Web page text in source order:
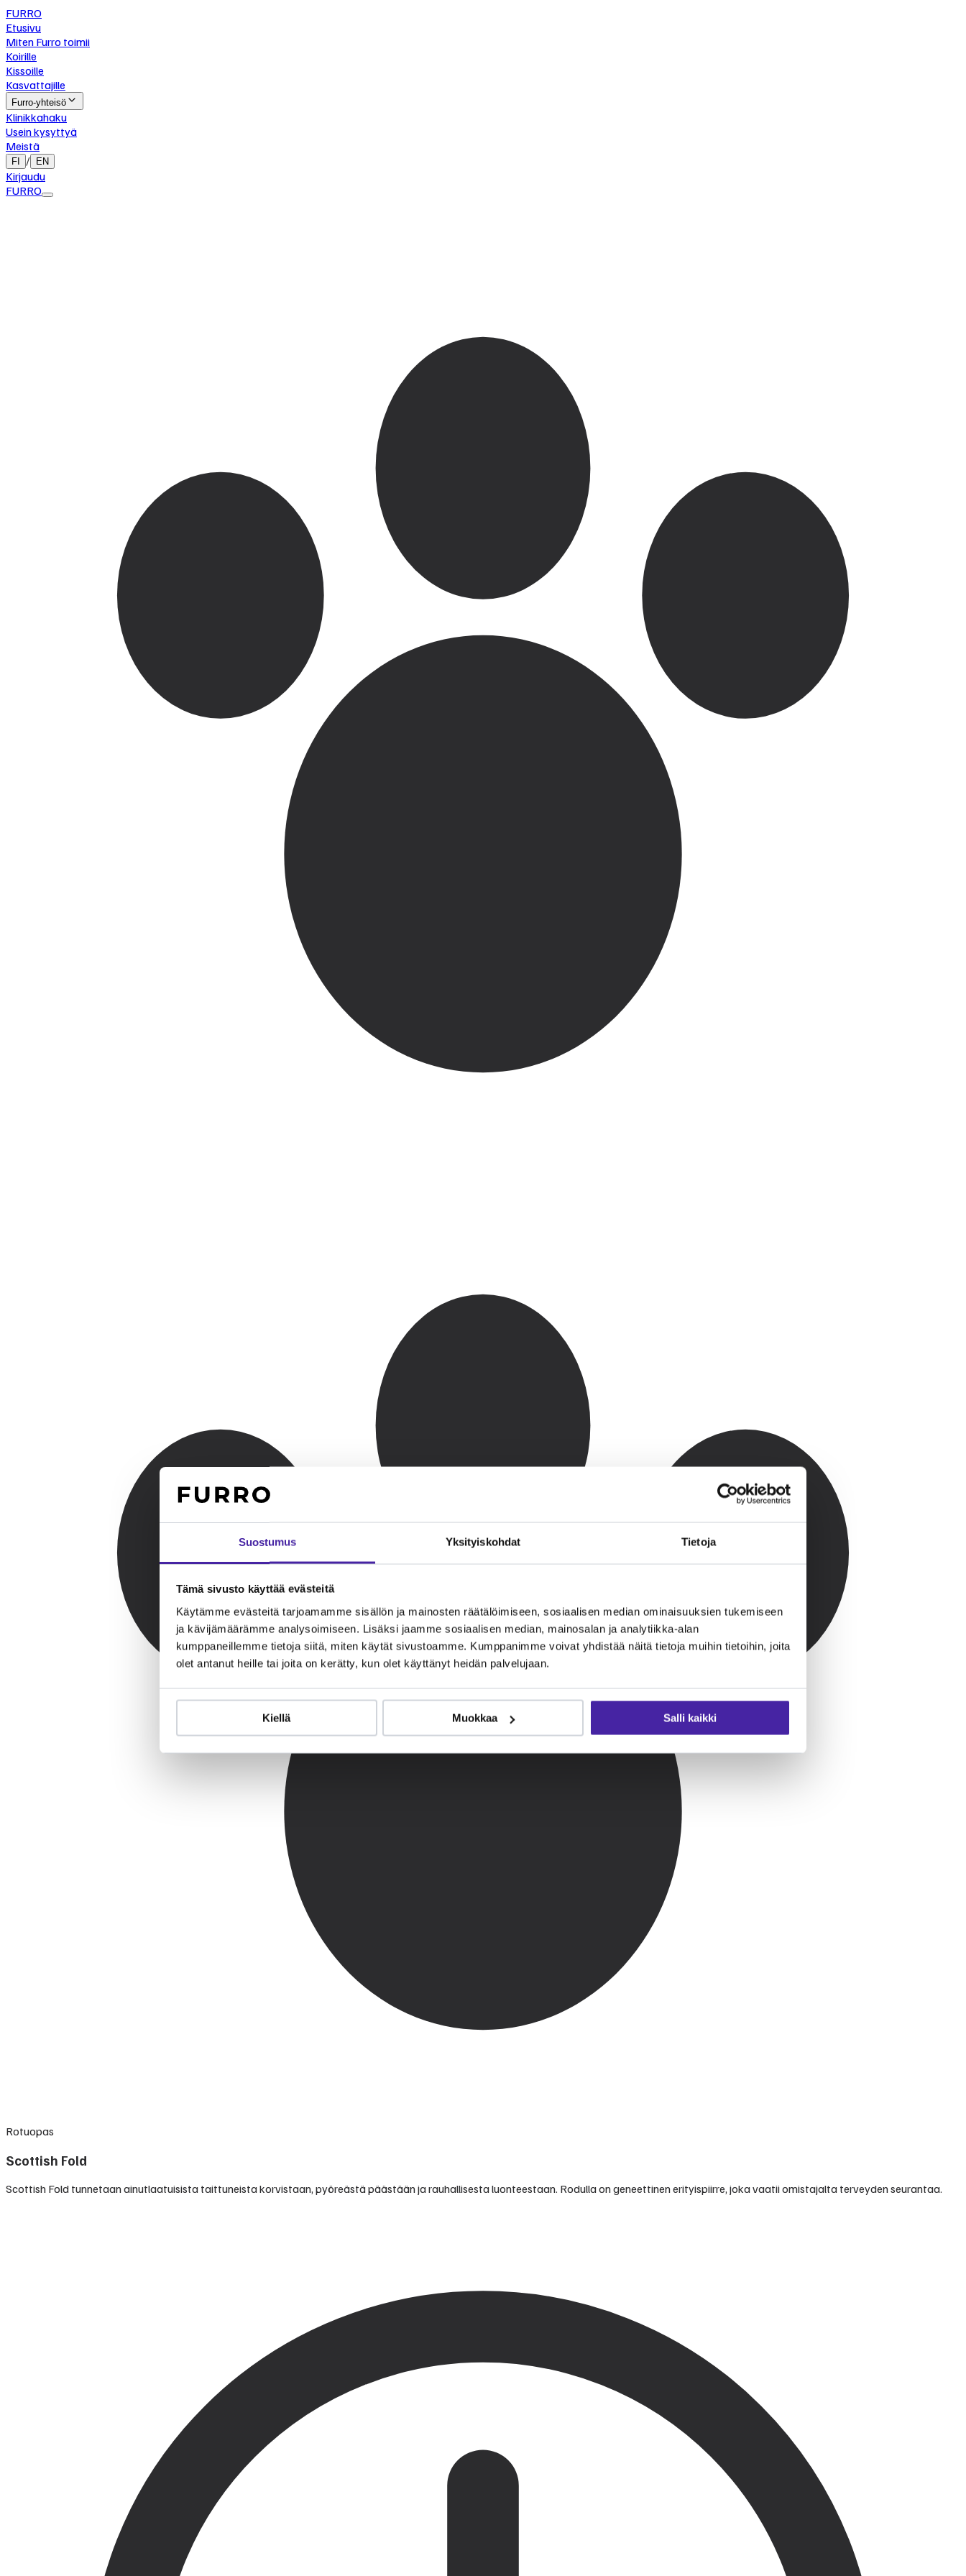
Suostumus Yksityiskohdat Tietoja
Tämä sivusto käyttää evästeitä
Käytämme evästeitä tarjoamamme sisällön ja mainosten räätälöimiseen, sosiaalisen median ominaisuuksien tukemiseen
ja kävijämäärämme analysoimiseen. Lisäksi jaamme sosiaalisen median, mainosalan ja analytiikka-alan
kumppaneillemme tietoja siitä, miten käytät sivustoamme. Kumppanimme voivat yhdistää näitä tietoja muihin tietoihin, joita
olet antanut heille tai joita on kerätty, kun olet käyttänyt heidän palvelujaan.
Kiellä Muokkaa Salli kaikki
FURRO
Etusivu
Miten Furro toimii
Koirille
Kissoille
Kasvattajille
Furro-yhteisö
Klinikkahaku
Usein kysyttyä
Meistä
FI / EN
Kirjaudu
FURRO
Rotuopas
Scottish Fold
Scottish Fold tunnetaan ainutlaatuisista taittuneista korvistaan, pyöreästä päästään ja rauhallisesta luonteestaan. Rodulla on geneettinen erityispiirre, joka vaatii omistajalta terveyden seurantaa.